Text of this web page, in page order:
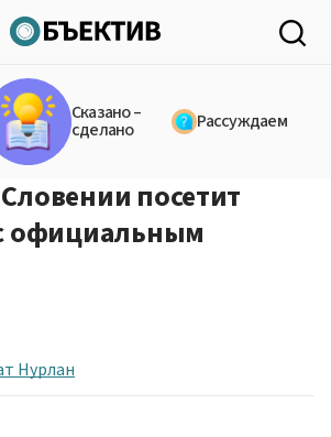
Сказано –
сделано Рассуждаем
посетит
официальным
Нурлан